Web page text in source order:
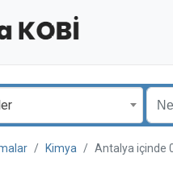
Kimya Antalya içinde